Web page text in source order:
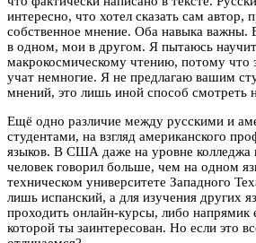
интересно, что хотел сказать сам автор,
собственное мнение. Оба навыка
в одном, мои в другом. Я пытаюсь
макрокосмическому чтению, потому что
учат немногие. Я не предлагаю вашим
мнений, это лишь иной способ смотреть
Ещё одно различие между русскими и
студентами, на взгляд американского
языков. В США даже на уровне колледжа
человек говорил больше, чем на одном
техническом университете Западного
лишь испанский, а для изучения других
проходить онлайн-курсы, либо напрямик
которой ты заинтересован. Но если это